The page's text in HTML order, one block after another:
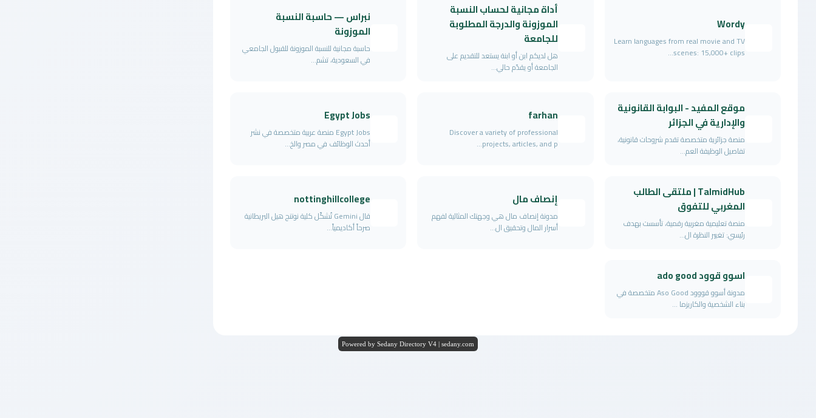
Wordy
Learn languages from real movie and TV
scenes: 15,000+ clips...
أداة مجانية لحساب النسبة
الموزونة والدرجة المطلوبة
للجامعة
هل لديكم ابن أو ابنة يستعد للتقديم على
الجامعة أو يقدّم حالي...
نبراس — حاسبة النسبة
الموزونة
حاسبة مجانية للنسبة الموزونة للقبول الجامعي
في السعودية، تشم...
موقع المفيد - البوابة القانونية
والإدارية في الجزائر
منصة جزائرية متخصصة تقدم شروحات قانونية،
تفاصيل الوظيفة العم...
farhan
Discover a variety of professional
projects, articles, and p...
Egypt Jobs
Egypt Jobs منصة عربية متخصصة في نشر
أحدث الوظائف في مصر والخ...
TalmidHub | ملتقى الطالب
المغربي للتفوق
منصة تعليمية مغربية رقمية، تأسست بهدف
رئيسي: تغيير النظرة ال...
إنصاف مال
مدونة إنصاف مال هي وجهتك المثالية لفهم
أسرار المال وتحقيق ال...
nottinghillcollege
قال Gemini تُشكّل كلية نوتنج هيل البريطانية
صرحاً أكاديمياً...
اسوو قوود ado good
مدونة أسوو قووود Aso Good متخصصة في
بناء الشخصية والكاريزما ...
Powered by Sedany Directory V4 | sedany.com